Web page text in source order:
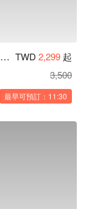
有感 Lounge 美甲美睫專業美學 台北忠孝店 TWD 2,299 起
3,500
最早可預訂：11:30